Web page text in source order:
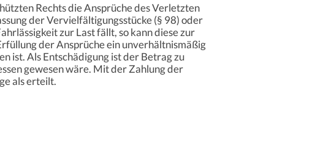
Rechts die Ansprüche des Verletzten
der Vervielfältigungsstücke (§ 98) oder
zur Last fällt, so kann diese zur
der Ansprüche ein unverhältnismäßig
ist. Als Entschädigung ist der Betrag zu
gewesen wäre. Mit der Zahlung der
als erteilt.